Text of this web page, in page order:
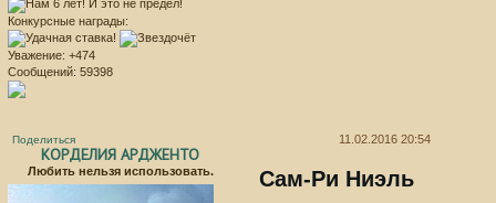
Конкурсные награды:
Уважение: +474
Сообщений: 59398
Поделиться 11.02.2016 20:54
КОРДЕЛИЯ АРДЖЕНТО
Любить нельзя использовать.
Сам-Ри Ниэль